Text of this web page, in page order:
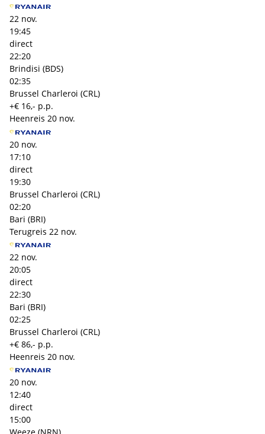
22 nov.
19:45
direct
22:20
Brindisi (BDS)
02:35
Brussel Charleroi (CRL)
+€ 16,- p.p.
Heenreis 20 nov.
20 nov.
17:10
direct
19:30
Brussel Charleroi (CRL)
02:20
Bari (BRI)
Terugreis 22 nov.
22 nov.
20:05
direct
22:30
Bari (BRI)
02:25
Brussel Charleroi (CRL)
+€ 86,- p.p.
Heenreis 20 nov.
20 nov.
12:40
direct
15:00